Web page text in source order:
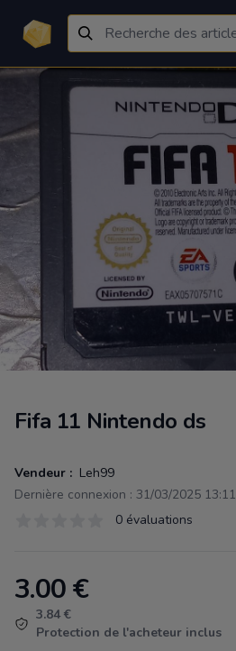
Fifa 11 Nintendo ds
Vendeur : Leh99
Dernière connexion : 31/03/2025 13:11
0 évaluations
Product information
3.00€
3.84 €
Protection de l'acheteur inclus